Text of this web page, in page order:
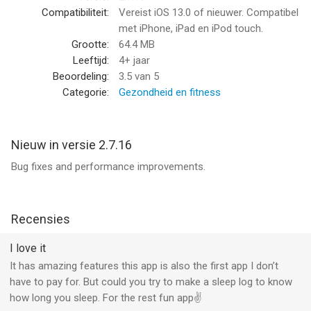
combinatie. Haar, haardroger, gong, donder, vliegtuig, regen:
meer dan 80 geluiden wachten om in slaap te vallen.
- Fade-out timer: bepaal de tijd waarop je wilt dat geluiden
zachtjes oplossen om te voorkomen dat je welverdiende
droom verstoort wordt. Ontspan en slaap zonder zorgen.
- Bedtijdherinnering: een consequente bedtijd is de sleutel tot
Ga op een dromerig avontuur in "The Valley of Hundred
Waterfalls" of verlies jezelf in de "Stad van de vele kanalen".
ABONNEMENTSINFO:
Abonneer u om te profiteren van alle hieronder beschreven
functies.
Compatibiliteit:
Vereist iOS 13.0 of nieuwer. Compatibel
met iPhone, iPad en iPod touch.
Grootte:
64.4 MB
Leeftijd:
4+ jaar
Beoordeling:
3.5 van 5
Categorie:
Gezondheid en fitness
Nieuw in versie 2.7.16
Bug fixes and performance improvements.
Recensies
I love it
It has amazing features this app is also the first app I don’t
have to pay for. But could you try to make a sleep log to know
how long you sleep. For the rest fun app✌